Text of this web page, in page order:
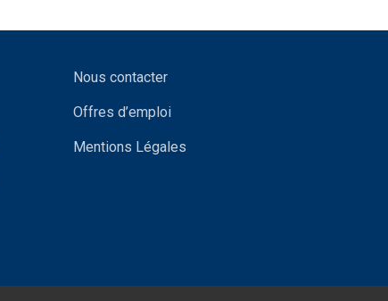
Nous contacter
Offres d’emploi
Mentions Légales